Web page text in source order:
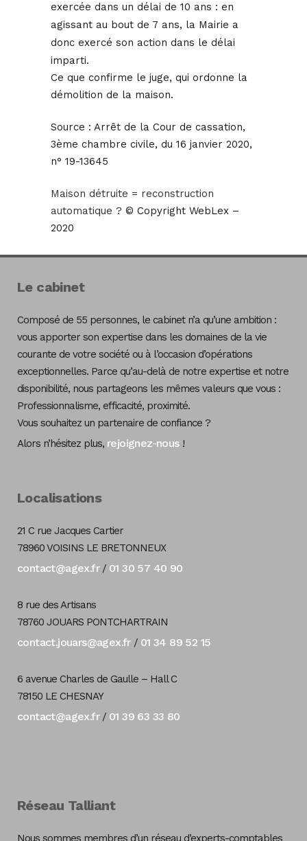
exercée dans un délai de 10 ans : en
agissant au bout de 7 ans, la Mairie a
donc exercé son action dans le délai
imparti.
Ce que confirme le juge, qui ordonne la
démolition de la maison.
Source : Arrêt de la Cour de cassation,
3ème chambre civile, du 16 janvier 2020,
n° 19-13645
Maison détruite = reconstruction
automatique ? © Copyright WebLex –
2020
Le cabinet
Composé de 55 personnes, le cabinet n’a qu’une ambition :
vous apporter son expertise dans les domaines de la vie
courante de votre société ou à l’occasion d’opérations
exceptionnelles. Parce qu’au-delà de notre expertise et notre
disponibilité, nous partageons les mêmes valeurs que vous :
Professionnalisme, efficacité, proximité.
Vous souhaitez un partenaire de confiance ?
Alors n’hésitez plus, rejoignez-nous!
Localisations
21 C rue Jacques Cartier
78960 VOISINS LE BRETONNEUX
contact@agex.fr/ 01 30 57 40 90
8 rue des Artisans
78760 JOUARS PONTCHARTRAIN
contact.jouars@agex.fr/ 01 34 89 52 15
6 avenue Charles de Gaulle – Hall C
78150 LE CHESNAY
contact@agex.fr/ 01 39 63 33 80
Réseau Talliant
Nous sommes membres d’un réseau d’experts-comptables